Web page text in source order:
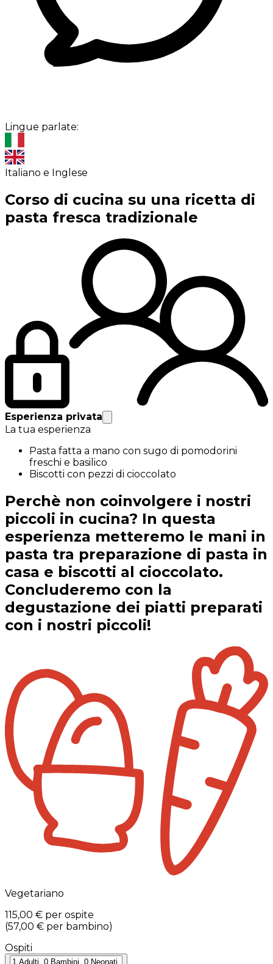
Lingue parlate:
Italiano e Inglese
Corso di cucina su una ricetta di
pasta fresca tradizionale
Esperienza privata
La tua esperienza
Pasta fatta a mano con sugo di pomodorini
freschi e basilico
Biscotti con pezzi di cioccolato
Perchè non coinvolgere i nostri
piccoli in cucina? In questa
esperienza metteremo le mani in
pasta tra preparazione di pasta in
casa e biscotti al cioccolato.
Concluderemo con la
degustazione dei piatti preparati
con i nostri piccoli!
Vegetariano
115,00 € per ospite
(57,00 € per bambino)
Ospiti